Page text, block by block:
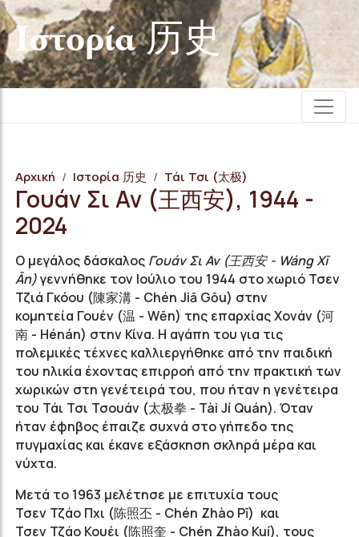
Iστορία 历史
Αρχική Iστορία 历史 Τάι Τσι (太极)
Γουάν Σι Αν (王西安), 1944 -
2024
Ο μεγάλος δάσκαλος Γουάν Σι Αν (王西安- Wáng Xī
Ān)γεννήθηκε τον Ιούλιο του 1944 στο χωριό Τσεν
Τζιά Γκόου (陳家溝 - Chén Jiā Gōu) στην
κομητεία Γουέν (温 - Wēn) της επαρχίας Χονάν (河
南 - Hénán) στην Κίνα. Η αγάπη του για τις
πολεμικές τέχνες καλλιεργήθηκε από την παιδική
του ηλικία έχοντας επιρροή από την πρακτική των
χωρικών στη γενέτειρά του, που ήταν η γενέτειρα
του Τάι Τσι Τσουάν (太极拳 - Tài Jí Quán). Όταν
ήταν έφηβος έπαιζε συχνά στο γήπεδο της
πυγμαχίας και έκανε εξάσκηση σκληρά μέρα και
νύχτα.
Μετά το 1963 μελέτησε με επιτυχία τους
Τσεν Τζάο Πχι (陈照丕 - Chén Zhào Pī) και
Τσεν Τζάο Κουέι (陈照奎 - Chén Zhào Kuí), τους